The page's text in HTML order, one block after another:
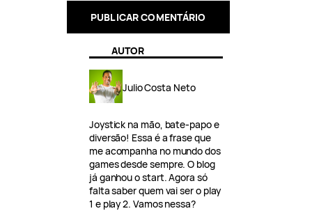
AUTOR
Julio Costa Neto
Joystick na mão, bate-papo e
diversão! Essa é a frase que
me acompanha no mundo dos
games desde sempre. O blog
já ganhou o start. Agora só
falta saber quem vai ser o play
1 e play 2. Vamos nessa?